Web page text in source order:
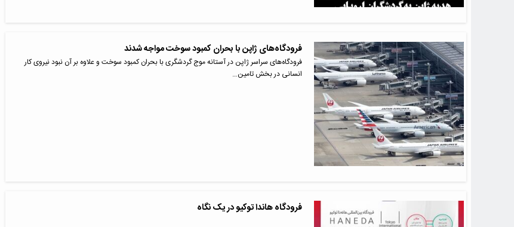
فرودگاه‌های ژاپن با بحران کمبود سوخت مواجه شدند
فرودگاه‌های سراسر ژاپن در آستانه موج گردشگری با بحران کمبود سوخت و علاوه بر آن نبود نیروی کار
انسانی در بخش تامین…
فرودگاه هاندا توکیو در یک نگاه